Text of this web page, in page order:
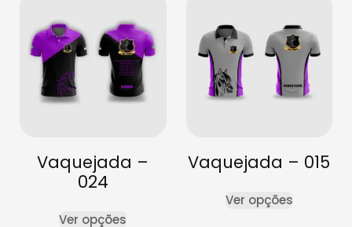
Vaquejada –
024
Ver opções
Vaquejada – 015
Ver opções